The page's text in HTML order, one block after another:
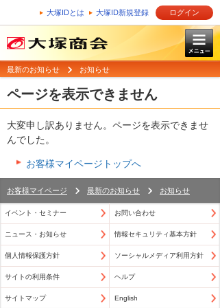
大塚IDとは 大塚ID新規登録 ログイン
最新のお知らせ お知らせ
ページを表示できません
大変申し訳ありません。ページを表示できませ
んでした。
お客様マイページトップへ
お客様マイページ 最新のお知らせ お知らせ
イベント・セミナー お問い合わせ
ニュース・お知らせ 情報セキュリティ基本方針
個人情報保護方針 ソーシャルメディア利用方針
サイトの利用条件 ヘルプ
サイトマップ English